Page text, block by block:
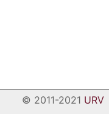
© 2011-2021 URV